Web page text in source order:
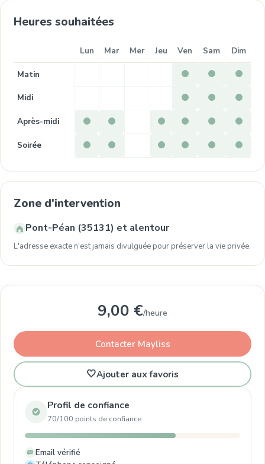
Heures souhaitées
Lun Mar Mer Jeu Ven Sam Dim
Matin
Midi
Après-midi
Soirée
Zone d'intervention
Pont-Péan (35131) et alentour
L'adresse exacte n'est jamais divulguée pour préserver la vie privée.
9,00 €/heure
Contacter Mayliss
🤍Ajouter aux favoris
Profil de confiance
70/100 points de confiance
Email vérifié